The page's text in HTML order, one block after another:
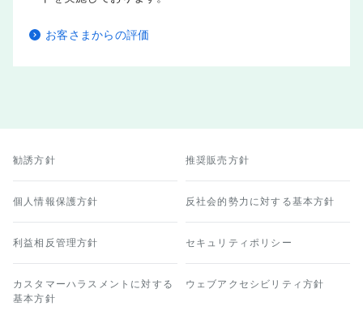
お客さまからの評価
勧誘方針 推奨販売方針
個人情報保護方針 反社会的勢力に対する基本方針
利益相反管理方針 セキュリティポリシー
カスタマーハラスメントに対する
基本方針
ウェブアクセシビリティ方針